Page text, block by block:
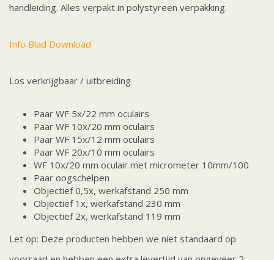
handleiding. Alles verpakt in polystyreen verpakking.
Info Blad Download
Los verkrijgbaar / uitbreiding
Paar WF 5x/22 mm oculairs
Paar WF 10x/20 mm oculairs
Paar WF 15x/12 mm oculairs
Paar WF 20x/10 mm oculairs
WF 10x/20 mm oculair met micrometer 10mm/100
Paar oogschelpen
Objectief 0,5x, werkafstand 250 mm
Objectief 1x, werkafstand 230 mm
Objectief 2x, werkafstand 119 mm
Let op: Deze producten hebben we niet standaard op